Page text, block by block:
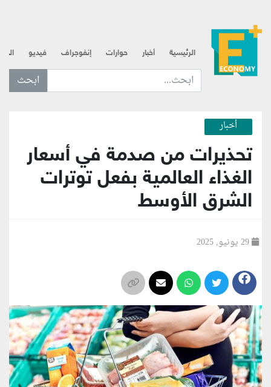
الرئيسية أخبار حوارات إنفوجراف فيديو
ابحث عن... :
أخبار
تحذيرات من صدمة في أسعار
الغذاء العالمية بفعل توترات
الشرق الأوسط